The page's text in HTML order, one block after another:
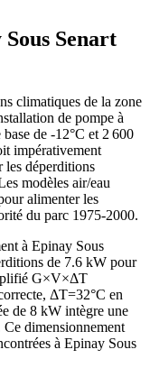
Senart
climatiques de la zone
de pompe à
de -12°C et 2 600
impérativement
les déperditions
modèles air/eau
alimenter les
du parc 1975-2000.
à Epinay Sous
de 7.6 kW pour
G×V×ΔT
ΔT=32°C en
de 8 kW intègre une
dimensionnement
à Epinay Sous